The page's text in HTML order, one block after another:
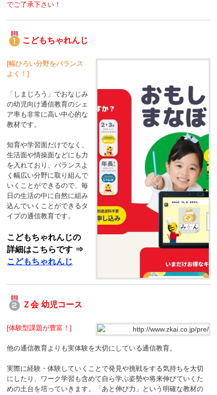
でご了承下さい！
こどもちゃれんじ
[幅ひろい分野をバランス
よく！]
「しまじろう」でおなじみ
の幼児向け通信教育のシェ
ア率も非常に高い中心的な
教材です。
知育や学習面だけでなく、
生活面や情操面などにも力
を入れており、バランスよ
く幅広い分野に取り組んで
いくことができるので、毎
日の生活の中に自然に組み
込んでいくことができるタ
イプの通信教育です。
こどもちゃれんじの
詳細はこちらです ⇒
こどもちゃれんじ
Ｚ会 幼児コース
[体験型課題が豊富！]
他の通信教育よりも実体験を大切にしている通信教育。
実際に経験・体験していくことで発見や挑戦をする気持ちを大切
にしたり、ワーク学習も含めて自ら学ぶ姿勢や将来伸びていくた
めの土台を培っていきます。「あと伸び力」という明確な教材の